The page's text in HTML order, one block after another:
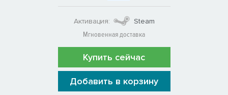
Активация:
Steam
Мгновенная доставка
Купить сейчас
Добавить в корзину